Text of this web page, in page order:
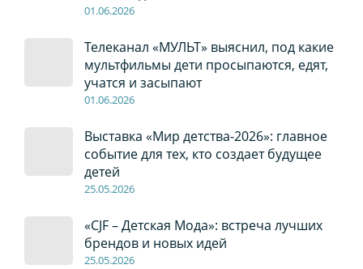
01.06.2026
Телеканал «МУЛЬТ» выяснил, под какие
мультфильмы дети просыпаются, едят,
учатся и засыпают
01.06.2026
Выставка «Мир детства-2026»: главное
событие для тех, кто создает будущее
детей
25.05.2026
«CJF – Детская Мода»: встреча лучших
брендов и новых идей
25.05.2026